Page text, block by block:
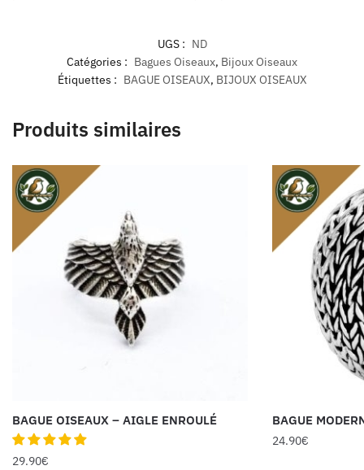
UGS : ND
Catégories : Bagues Oiseaux, Bijoux Oiseaux
Étiquettes : BAGUE OISEAUX, BIJOUX OISEAUX
Produits similaires
BAGUE OISEAUX – AIGLE ENROULÉ
29.90€
BAGUE
24.90€